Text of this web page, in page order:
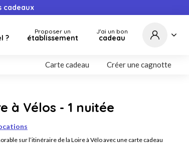
cadeaux
?
Proposer un
établissement
J'ai un bon
cadeau
Carte cadeau Créer une cagnotte
à Vélos - 1 nuitée
sur l’itinéraire de la Loire à Vélo avec une carte cadeau